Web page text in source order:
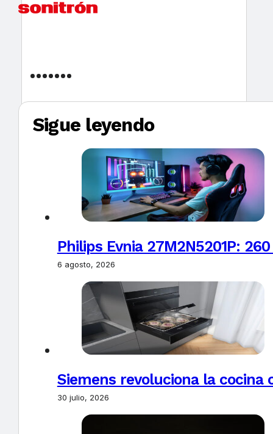
Sigue leyendo
Philips Evnia 27M2N5201P:
6 agosto, 2026
Siemens revoluciona la
30 julio, 2026